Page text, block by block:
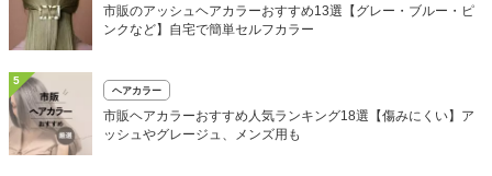
市販のアッシュヘアカラーおすすめ13選【グレー・ブルー・ピ
ンクなど】自宅で簡単セルフカラー
5
ヘアカラー
市販ヘアカラーおすすめ人気ランキング18選【傷みにくい】ア
ッシュやグレージュ、メンズ用も